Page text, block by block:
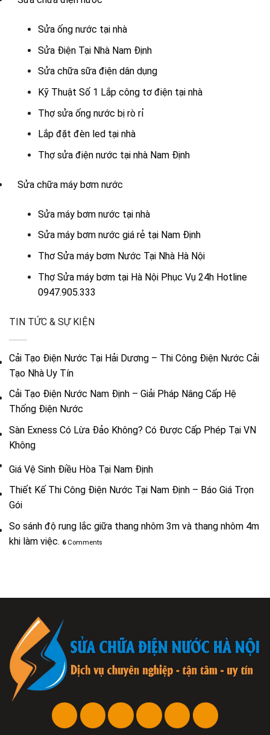
Sửa ống nước tại nhà
Sửa Điện Tại Nhà Nam Định
Sửa chữa sữa điện dân dụng
Kỹ Thuật Số 1 Lắp công tơ điện tại nhà
Thợ sửa ống nước bị rò rỉ
Lắp đặt đèn led tại nhà
Thợ sửa điện nước tại nhà Nam Định
Sửa chữa máy bơm nước
Sửa máy bơm nước tại nhà
Sửa máy bơm nước giá rẻ tại Nam Định
Thơ Sửa máy bơm Nước Tại Nhà Hà Nội
Thợ Sửa máy bơm tại Hà Nội Phục Vụ 24h Hotline
0947.905.333
TIN TỨC & SỰ KIỆN
Cải Tạo Điện Nước Tại Hải Dương – Thi Công Điện Nước Cải
Tạo Nhà Uy Tín
Cải Tạo Điện Nước Nam Định – Giải Pháp Nâng Cấp Hệ
Thống Điện Nước
Sàn Exness Có Lừa Đảo Không? Có Được Cấp Phép Tại VN
Không
Giá Vệ Sinh Điều Hòa Tại Nam Định
Thiết Kế Thi Công Điện Nước Tại Nam Định – Báo Giá Trọn
Gói
So sánh độ rung lắc giữa thang nhôm 3m và thang nhôm 4m
khi làm việc. 6Comments